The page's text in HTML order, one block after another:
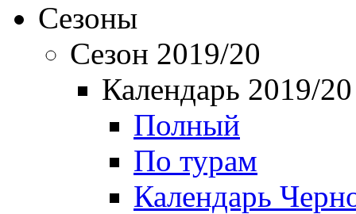
Сезоны
Сезон 2019/20
Календарь 2019/20
Полный
По турам
Календарь